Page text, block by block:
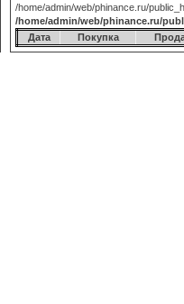
/home/admin/web/phinance.ru/
/home/admin/web/phinance.ru/
Дата
Покупка